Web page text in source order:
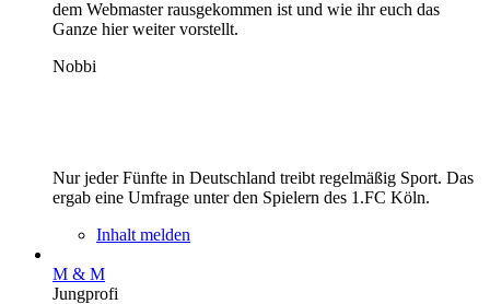
dem Webmaster rausgekommen ist und wie ihr euch das
Ganze hier weiter vorstellt.
Nobbi
Nur jeder Fünfte in Deutschland treibt regelmäßig Sport. Das
ergab eine Umfrage unter den Spielern des 1.FC Köln.
Inhalt melden
M & M
Jungprofi